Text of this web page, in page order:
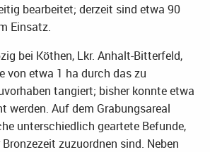
bearbeitet; derzeit sind etwa 90
Einsatz.
bei Köthen, Lkr. Anhalt-Bitterfeld,
von etwa 1 ha durch das zu
tangiert; bisher konnte etwa
werden. Auf dem Grabungsareal
unterschiedlich geartete Befunde,
zuzuordnen sind. Neben